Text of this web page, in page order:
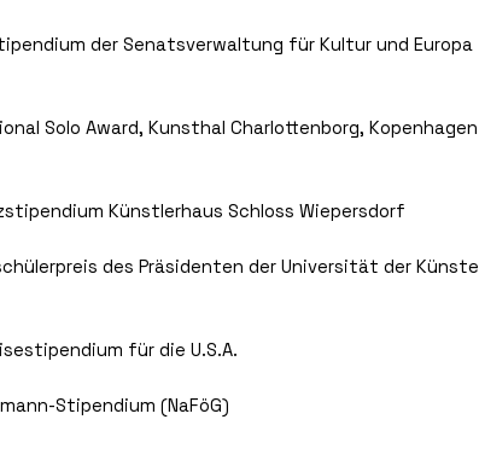
der Senatsverwaltung für Kultur und Europa
Solo Award, Kunsthal Charlottenborg, Kopenhagen
Künstlerhaus Schloss Wiepersdorf
des Präsidenten der Universität der Künste
für die U.S.A.
Stipendium (NaFöG)